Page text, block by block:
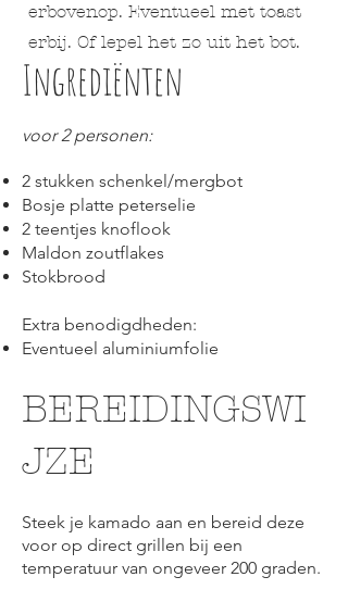
erbovenop. Eventueel met toast
erbij. Of lepel het zo uit het bot.
Ingrediënten
voor 2 personen:
2 stukken schenkel/mergbot
Bosje platte peterselie
2 teentjes knoflook
Maldon zoutflakes
Stokbrood
Extra benodigdheden:
Eventueel aluminiumfolie
BEREIDINGSWI
JZE
Steek je kamado aan en bereid deze
voor op direct grillen bij een
temperatuur van ongeveer 200 graden.